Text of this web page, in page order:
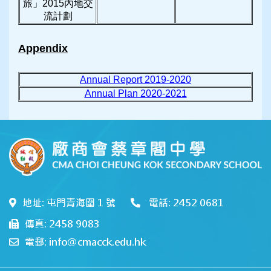
旅」2015內地交
流計劃
Appendix
Annual Report 2019-2020
Annual Plan 2020-2021
地址: 屯門青海圍 1 號
電話: 2452 0681
傳真: 2458 9083
電郵: info@cmacck.edu.hk